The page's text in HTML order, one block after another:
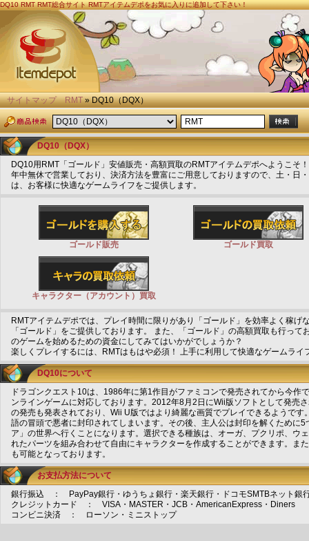
DQ10RMT RMT総合サイト RMTアイテムデポをお気に入りに追加して下さい！
サイトマップ RMT» DQ10（DQX）
DQ10（DQX）
DQ10用RMT「ゴールド」安値販売・高額買取のRMTアイテムデポへようこそ！
年中無休で営業しており、決済方法を豊富にご用意しておりますので、土・日
は、お客様に快適なゲームライフをご提供します。
ゴールド販売 ゴールド買取
キャラクター（アカウント）買取
RMTアイテムデポでは、プレイ時間に限りがあり「ゴールド」を効率よく稼げ
「ゴールド」をご提供しております。 また、「ゴールド」の高額買取も行っ
のゲームを始めるための資金にしてみてはいかがでしょうか？
楽しくプレイするには、RMTはもはや必須！ 上手に利用して快適なゲームライ
DQ10について
ドラゴンクエスト10は、1986年に第1作目がファミコンで発売されてから今作
ンラインゲームに対応しております。2012年8月2日にWii版ソフトとして発売
の発売も発表されており、Wii U版ではより綺麗な画質でプレイできるようで
語の冒頭で悪者に封印されてしまいます。その後、主人公は封印を解くために
ア」の世界へ行くことになります。選択できる種族は、オーガ、プクリポ、ウ
れたパーツを組み合わせて自由にキャラクターを作成することができます。ま
も可能となっております。
お支払方法について
銀行振込 ： PayPay銀行・ゆうちょ銀行・楽天銀行・ドコモSMTBネット銀
クレジットカード ： VISA・MASTER・JCB・AmericanExpress・Diners
コンビニ決済 ： ローソン・ミニストップ